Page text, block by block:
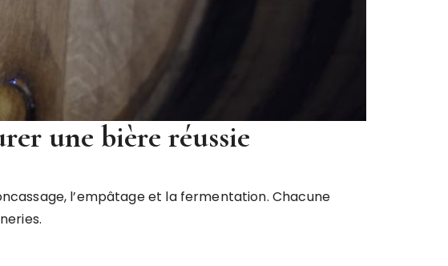
une bière réussie
l’empâtage et la fermentation. Chacune